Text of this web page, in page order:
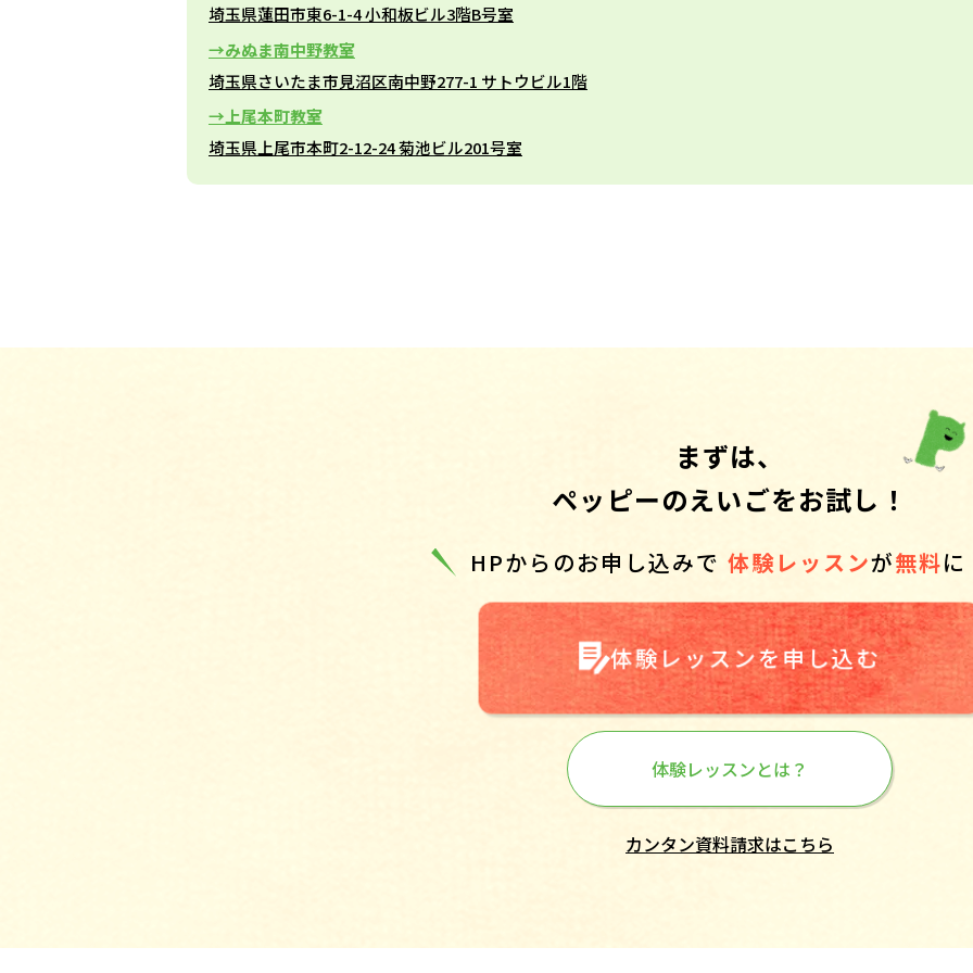
埼玉県蓮田市東6-1-4 小和板ビル3階B号室
みぬま南中野教室
埼玉県さいたま市見沼区南中野277-1 サトウビル1階
上尾本町教室
埼玉県上尾市本町2-12-24 菊池ビル201号室
まずは、
ペッピーのえいごをお試し！
HPからのお申し込みで 体験レッスンが無料
体験レッスンを申し込む
体験レッスンとは？
カンタン資料請求はこちら